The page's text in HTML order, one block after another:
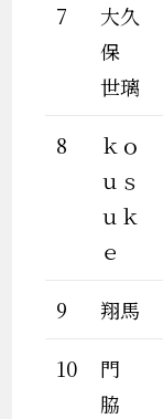
7
大久
保
世璃
8
ｋｏ
ｕｓ
ｕｋ
ｅ
9 翔馬
10
門
脇